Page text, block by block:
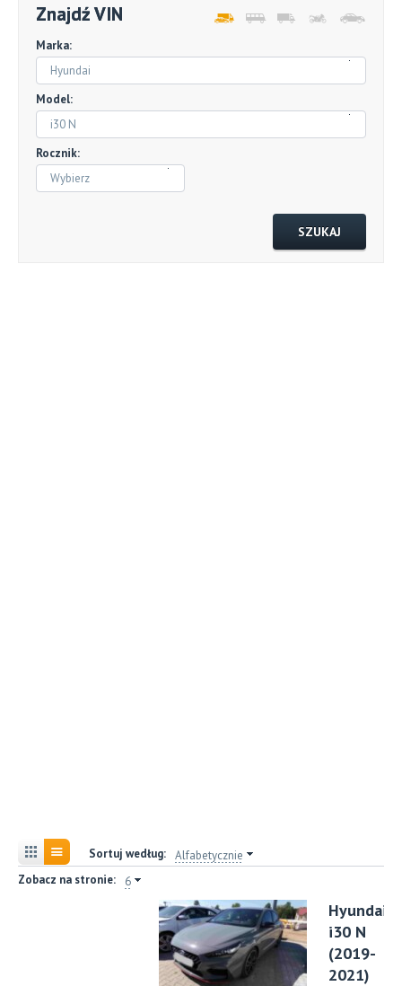
Znajdź VIN
Marka:
Hyundai
Model:
i30 N
Rocznik:
Wybierz
Sortuj według: Alfabetycznie
Zobacz na stronie:
6
Hyundai
i30 N
(2019-
2021)